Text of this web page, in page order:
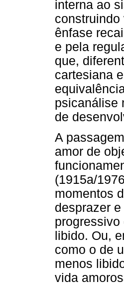
interna ao
ênfase
e pela
que,
cartesiana
psicanálise
de
A
amor de
(1915a/
momentos
desprazer
libido. Ou,
como o de
menos
vida